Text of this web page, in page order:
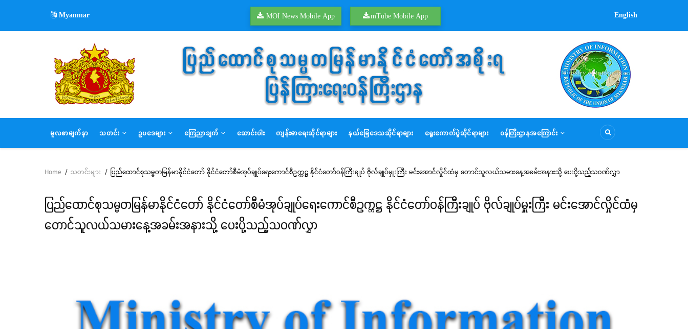
main
Myanmar MOI News Mobile App mTube Mobile App English
MAIN
NAVIGATION
မူလစာမျက်နှာ သတင်း ဥပဒေများ ကြေညာချက် ဆောင်းပါး ကျန်းမာရေးဆိုင်ရာများ နယ်မြေဒေသဆိုင်ရာများ ရွေးကောက်ပွဲဆိုင်ရာများ ဝန်ကြီးဌာနအကြောင်း
Breadcrumb
Home / သတင်းများ / ပြည်ထောင်စုသမ္မတမြန်မာနိုင်ငံတော် နိုင်ငံတော်စီမံအုပ်ချုပ်ရေးကောင်စီဥက္ကဋ္ဌ နိုင်ငံတော်ဝန်ကြီးချုပ် ဗိုလ်ချုပ်မှူးကြီး မင်းအောင်လှိုင်ထံမှ တောင်သူလယ်သမားနေ့အခမ်းအနားသို့ ပေးပို့သည့်သဝဏ်လွှာ
ပြည်ထောင်စုသမ္မတမြန်မာနိုင်ငံတော် နိုင်ငံတော်စီမံအုပ်ချုပ်ရေးကောင်စီဥက္ကဋ္ဌ နိုင်ငံတော်ဝန်ကြီးချုပ် ဗိုလ်ချုပ်မှူးကြီး မင်းအောင်လှိုင်ထံမှ
တောင်သူလယ်သမားနေ့အခမ်းအနားသို့ ပေးပို့သည့်သဝဏ်လွှာ